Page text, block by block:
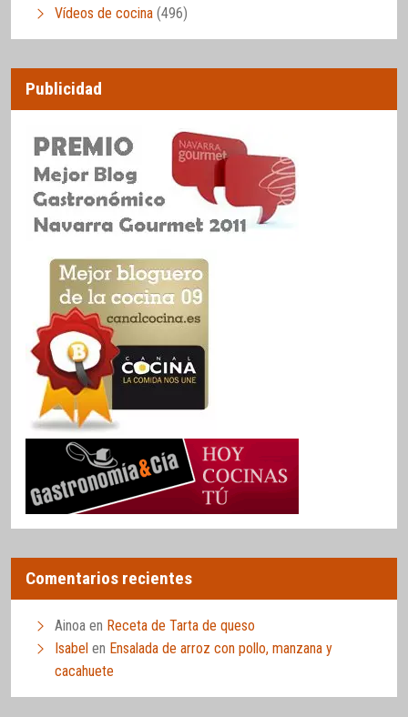
Vídeos de cocina (496)
Publicidad
Comentarios recientes
Ainoa en Receta de Tarta de queso
Isabel en Ensalada de arroz con pollo, manzana y
cacahuete